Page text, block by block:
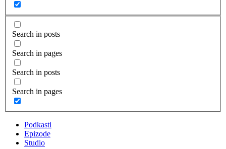
Search in posts
Search in pages
Search in posts
Search in pages
Podkasti
Epizode
Studio